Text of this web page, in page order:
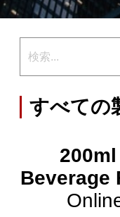
すべての
Beverage